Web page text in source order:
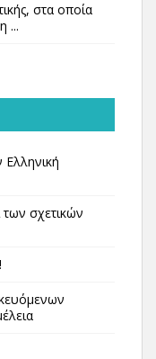
στα οποία
...
σχετικών